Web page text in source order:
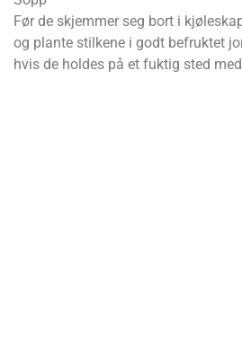
Før de skjemmer seg bort i
og plante stilkene i godt befruktet
hvis de holdes på et fuktig sted